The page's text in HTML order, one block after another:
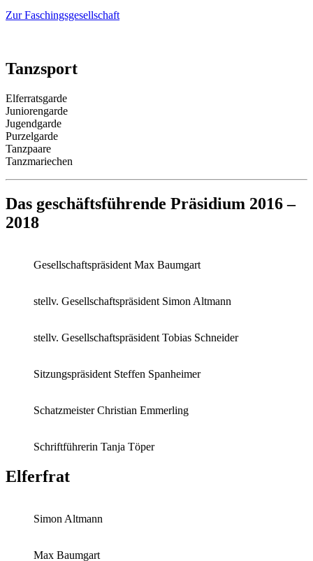
Zur Faschingsgesellschaft
Tanzsport
Elferratsgarde
Juniorengarde
Jugendgarde
Purzelgarde
Tanzpaare
Tanzmariechen
Das geschäftsführende Präsidium 2016 –
2018
Gesellschaftspräsident Max Baumgart
stellv. Gesellschaftspräsident Simon Altmann
stellv. Gesellschaftspräsident Tobias Schneider
Sitzungspräsident Steffen Spanheimer
Schatzmeister Christian Emmerling
Schriftführerin Tanja Töper
Elferfrat
Simon Altmann
Max Baumgart